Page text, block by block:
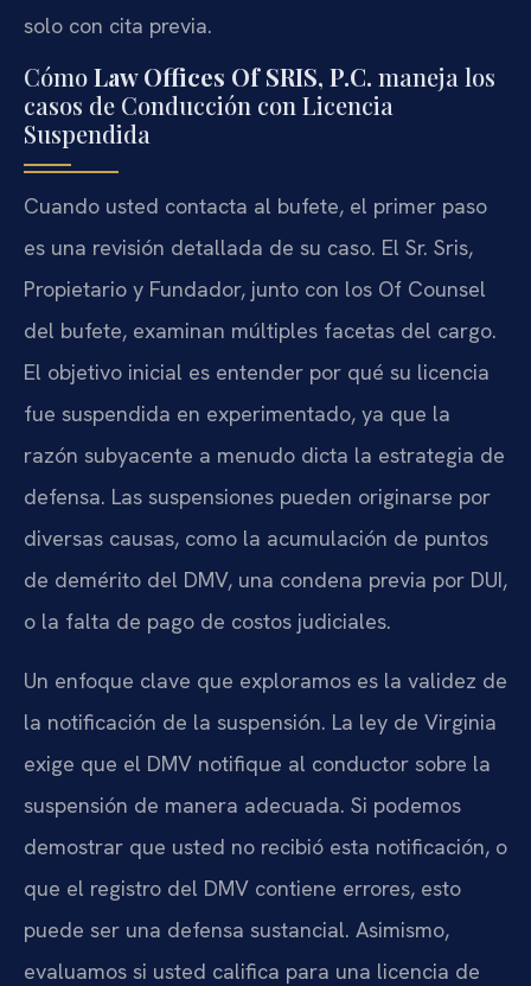
solo con cita previa.
CómoLaw Offices Of SRIS, P.C. maneja los
casos de Conducción con Licencia
Suspendida
Cuando usted contacta al bufete, el primer paso
es una revisión detallada de su caso. El Sr. Sris,
Propietario y Fundador, junto con los Of Counsel
del bufete, examinan múltiples facetas del cargo.
El objetivo inicial es entender por qué su licencia
fue suspendida en experimentado, ya que la
razón subyacente a menudo dicta la estrategia de
defensa. Las suspensiones pueden originarse por
diversas causas, como la acumulación de puntos
de demérito del DMV, una condena previa por DUI,
o la falta de pago de costos judiciales.
Un enfoque clave que exploramos es la validez de
la notificación de la suspensión. La ley de Virginia
exige que el DMV notifique al conductor sobre la
suspensión de manera adecuada. Si podemos
demostrar que usted no recibió esta notificación, o
que el registro del DMV contiene errores, esto
puede ser una defensa sustancial. Asimismo,
evaluamos si usted califica para una licencia de